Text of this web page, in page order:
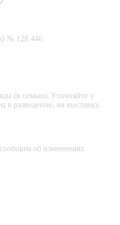
№ 128 446
(в семью). Уточняйте у
в разведение, на выставку.
об изменениях